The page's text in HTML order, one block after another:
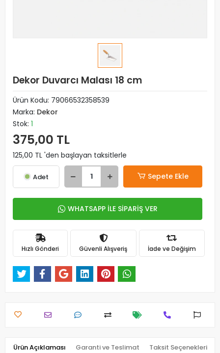
Dekor Duvarcı Malası 18 cm
Ürün Kodu: 79066532358539
Marka: Dekor
Stok: 1
375,00 TL
125,00 TL 'den başlayan taksitlerle
Adet Sepete Ekle
WHATSAPP İLE SİPARİŞ VER
Hızlı Gönderi Güvenli Alışveriş İade ve Değişim
Ürün Açıklaması Garanti ve Teslimat Taksit Seçenekleri